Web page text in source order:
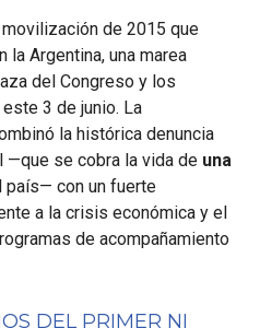
de 2015 que
la Argentina, una marea
del Congreso y los
3 de junio. La
la histórica denuncia
—que se cobra la vida de una
país— con un fuerte
a la crisis económica y el
de acompañamiento
DEL PRIMER NI